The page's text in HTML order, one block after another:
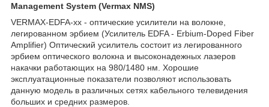
Management System (Vermax NMS)
VERMAX-EDFA-xx - оптические усилители на волокне,
легированном эрбием (Усилитель EDFA - Erbium-Doped Fiber
Amplifier) Оптический усилитель состоит из легированного
эрбием оптического волокна и высоконадежных лазеров
накачки работающих на 980/1480 нм. Хорошие
эксплуатационные показатели позволяют использовать
данную модель в различных сетях кабельного телевидения
больших и средних размеров.